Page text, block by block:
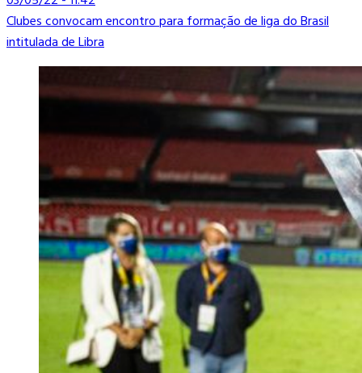
Clubes convocam encontro para formação de liga do Brasil
intitulada de Libra